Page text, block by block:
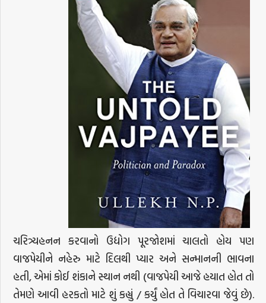
ચરિત્ર્યહનન કરવાનો ઉદ્યોગ પૂરજોશમાં ચાલતો હોય પણ
વાજપેયીને નહેરુ માટે દિલથી પ્યાર અને સન્માનની ભાવના
હતી, એમાં કોઈ શંકાને સ્થાન નથી (વાજપેયી આજે હયાત હોત તો
તેમણે આવી હરકતો માટે શું કહ્યું / કર્યું હોત તે વિચારવા જેવું છે).